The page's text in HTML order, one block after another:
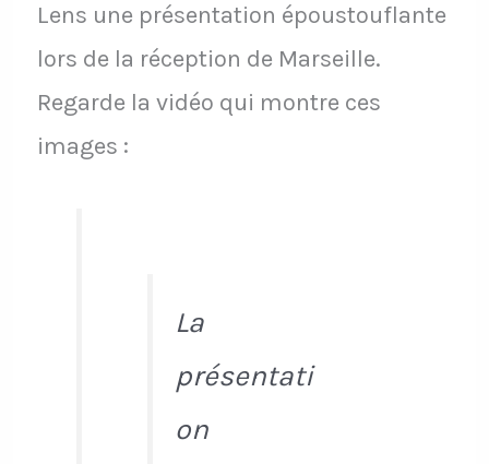
Lens une présentation époustouflante
lors de la réception de Marseille.
Regarde la vidéo qui montre ces
images :
La
présentati
on